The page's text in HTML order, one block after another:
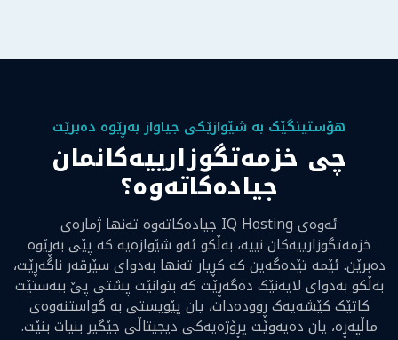
هۆستینگێک بە شێوازێکی جیاواز بەڕێوە دەبرێت
چی خزمەتگوزارییەکانمان
جیادەکاتەوە؟
ئەوەی IQ Hosting جیادەکاتەوە تەنها ژمارەی
خزمەتگوزارییەکان نییە، بەڵکو ئەو شێوازەیە کە پێی بەڕێوە
دەبرێن. ئێمە تێدەگەین کە کڕیار تەنها بەدوای سێرڤەر ناگەڕێت،
بەڵکو بەدوای لایەنێک دەگەڕێت کە بتوانێت پشتی پێ ببەستێت
کاتێک کێشەیەک ڕوودەدات، یان پێویستی بە گواستنەوەی
ماڵپەڕە، یان دەیەوێت پڕۆژەیەکی دیجیتاڵی جێگیر بنیات بنێت.